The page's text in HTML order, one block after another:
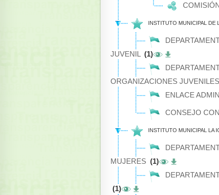
INSTITUTO MUNICIPAL DE
JUVENIL
(1)
ORGANIZACIONES
ENLACE
CONSEJO
INSTITUTO MUNICIPAL LA
MUJERES (1)
(1)